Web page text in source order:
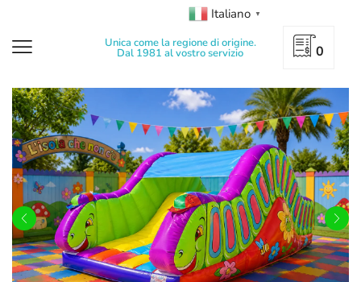
Italiano ▼
Unica come la regione di origine.
Dal 1981 al vostro servizio 0